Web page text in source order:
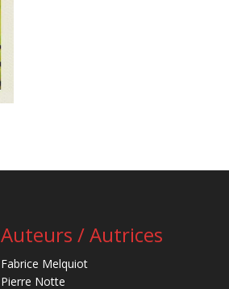
Auteurs / Autrices
Fabrice Melquiot
Pierre Notte